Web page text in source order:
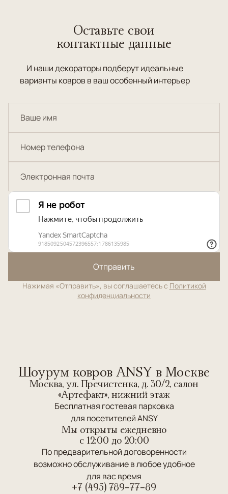
Оставьте свои
контактные данные
И наши декораторы подберут идеальные
варианты ковров в ваш особенный интерьер
Отправить
Нажимая «Отправить», вы соглашаетесь с Политикой
конфиденциальности
Шоурум ковров ANSY в Москве
Москва, ул. Пречистенка, д. 30/2, салон
«Артефакт», нижний этаж
Бесплатная гостевая парковка
для посетителей ANSY
Мы открыты ежедневно
c 12:00 до 20:00
По предварительной договоренности
возможно обслуживание в любое удобное
для вас время
+7 (495) 789-77-89